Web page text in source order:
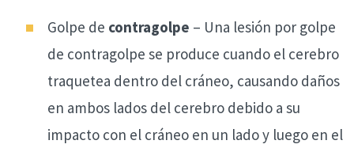
Golpe de contragolpe – Una lesión por golpe
de contragolpe se produce cuando el cerebro
traquetea dentro del cráneo, causando daños
en ambos lados del cerebro debido a su
impacto con el cráneo en un lado y luego en el